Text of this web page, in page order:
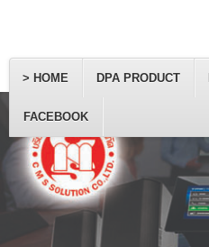
> HOME DPA PRODUCT
FACEBOOK